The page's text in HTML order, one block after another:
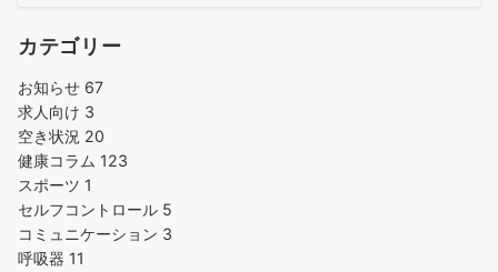
カテゴリー
お知らせ 67
求人向け 3
空き状況 20
健康コラム 123
スポーツ 1
セルフコントロール 5
コミュニケーション 3
呼吸器 11